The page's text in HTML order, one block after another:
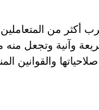
من المتعاملين
وآنية وتجعل منه
والقوانين